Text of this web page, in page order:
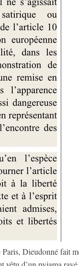
Dieudonné fait